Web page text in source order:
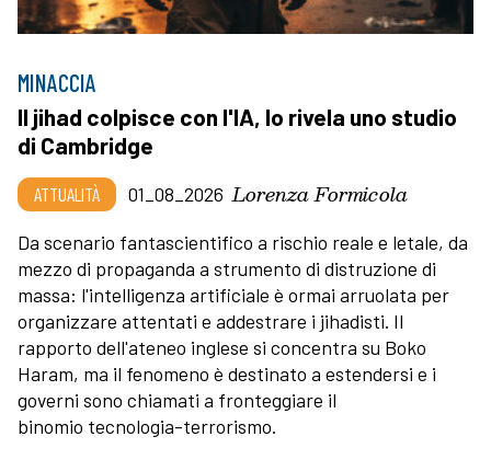
MINACCIA
Il jihad colpisce con l'IA, lo rivela uno studio
di Cambridge
ATTUALITÀ 01_08_2026 Lorenza Formicola
Da scenario fantascientifico a rischio reale e letale, da
mezzo di propaganda a strumento di distruzione di
massa: l'intelligenza artificiale è ormai arruolata per
organizzare attentati e addestrare i jihadisti. Il
rapporto dell'ateneo inglese si concentra su Boko
Haram, ma il fenomeno è destinato a estendersi e i
governi sono chiamati a fronteggiare il
binomio tecnologia-terrorismo.